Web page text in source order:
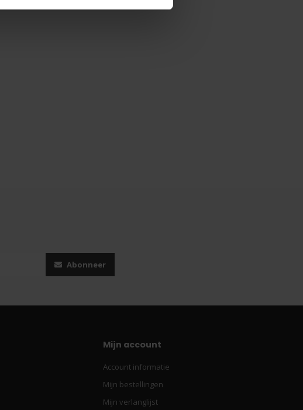
Abonneer
Mijn account
Account informatie
Mijn bestellingen
Mijn verlanglijst